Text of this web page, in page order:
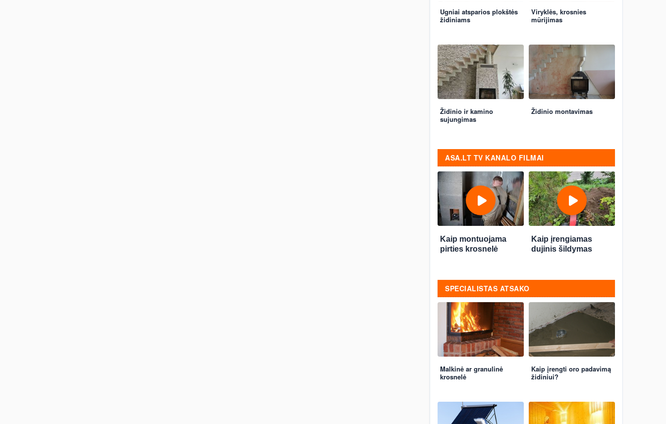
Ugniai atsparios plokštės
židiniams
Viryklės, krosnies
mūrijimas
Židinio ir kamino
sujungimas
Židinio montavimas
ASA.LT TV KANALO FILMAI
Kaip montuojama
pirties krosnelė
Kaip įrengiamas
dujinis šildymas
SPECIALISTAS ATSAKO
Malkinė ar granulinė
krosnelė
Kaip įrengti oro padavimą
židiniui?